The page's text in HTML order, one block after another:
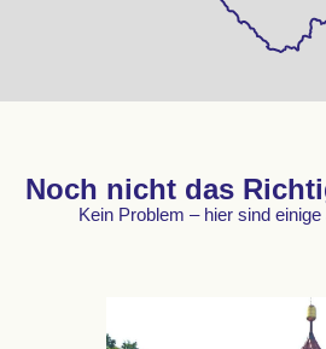
Noch nicht das
Kein Problem – hier sind